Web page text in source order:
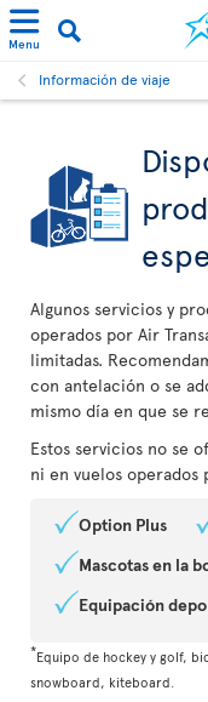
Menu
Información de viaje
Algunos servicios y
operados por Air
limitadas.
con antelación o se
mismo día en que se
Estos servicios no se
ni en vuelos
Option Plus
Mascotas en la
Equipación
*Equipo de hockey y golf,
snowboard, kiteboard.